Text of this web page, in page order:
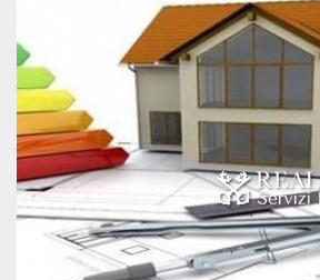
Proponi immobile